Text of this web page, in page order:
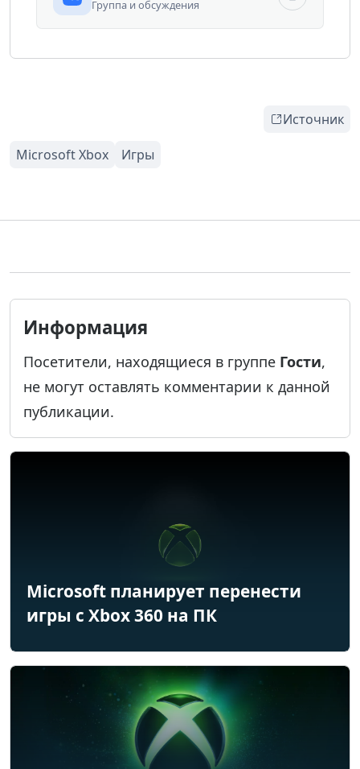
Группа и обсуждения
Источник
Информация
Посетители, находящиеся в группе Гости,
не могут оставлять комментарии к данной
публикации.
Microsoft планирует перенести
игры с Xbox 360 на ПК